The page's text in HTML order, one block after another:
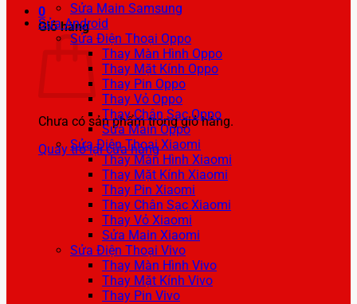
0
Giỏ hàng
Chưa có sản phẩm trong giỏ hàng.
Quay trở lại cửa hàng
Sửa Main Samsung
Sửa Android
Sửa Điện Thoại Oppo
Thay Màn Hình Oppo
Thay Mặt Kính Oppo
Thay Pin Oppo
Thay Vỏ Oppo
Thay Chân Sạc Oppo
Sửa Main Oppo
Sửa Điện Thoại Xiaomi
Thay Màn Hình Xiaomi
Thay Mặt Kính Xiaomi
Thay Pin Xiaomi
Thay Chân Sạc Xiaomi
Thay Vỏ Xiaomi
Sửa Main Xiaomi
Sửa Điện Thoại Vivo
Thay Màn Hình Vivo
Thay Mặt Kính Vivo
Thay Pin Vivo